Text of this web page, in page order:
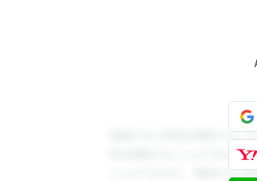
登録すると回答を閲覧するこ
答を閲覧することができます
ことができます。登録すると